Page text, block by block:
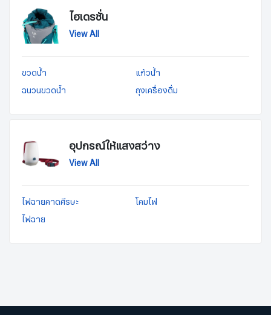
ไฮเดรชั่น
View All
ขวดน้ำ
แก้วน้ำ
ฉนวนขวดน้ำ
ถุงเครื่องดื่ม
อุปกรณ์ให้แสงสว่าง
View All
ไฟฉายคาดศีรษะ
โคมไฟ
ไฟฉาย